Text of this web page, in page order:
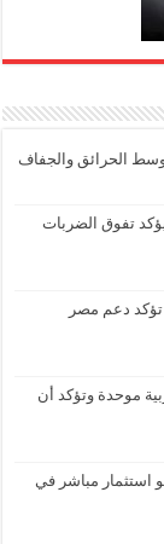
الحرائق والجفاف
تفوق الضربات
تؤكد دعم مصر
موحدة وتؤكد أن
هو استثمار مباشر في